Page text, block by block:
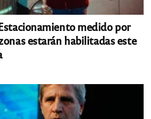
medido por
estarán habilitadas este